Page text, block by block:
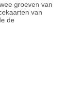
groeven van
van
de